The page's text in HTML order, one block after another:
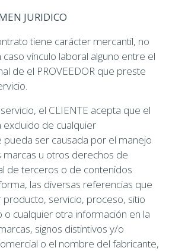
JURIDICO
tiene carácter mercantil, no
vínculo laboral alguno entre el
de el PROVEEDOR que preste
el CLIENTE acepta que el
excluido de cualquier
ser causada por el manejo
marcas u otros derechos de
de terceros o de contenidos
las diversas referencias que
producto, servicio, proceso, sitio
cualquier otra información en la
signos distintivos y/o
o el nombre del fabricante,